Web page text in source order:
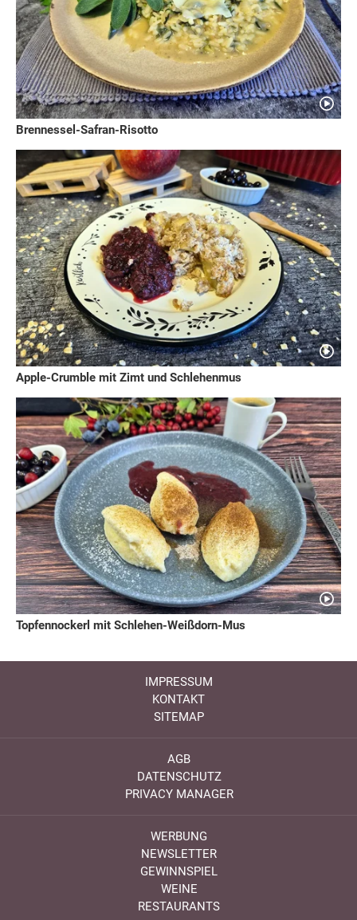
Brennessel-Safran-Risotto
Apple-Crumble mit Zimt und Schlehenmus
Topfennockerl mit Schlehen-Weißdorn-Mus
IMPRESSUM
KONTAKT
SITEMAP
AGB
DATENSCHUTZ
PRIVACY MANAGER
WERBUNG
NEWSLETTER
GEWINNSPIEL
WEINE
RESTAURANTS